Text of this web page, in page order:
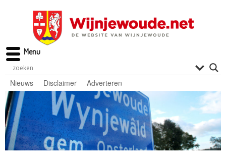
Nieuws Disclaimer Adverteren
Menu